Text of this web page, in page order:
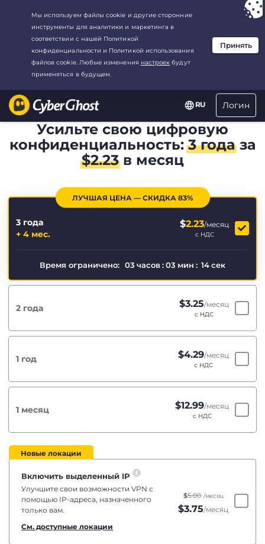
RU Логин
Ваш выбор:Лучшая сделкадля3.3333333333333-год at$
месяц
Усильте свою цифровую
конфиденциальность:3 годаза
$2.23в месяц
ЛУЧШАЯ ЦЕНА — СКИДКА 83%
3 года
+ 4 мес.
$2.23/месяц
с НДС
Время ограничено: 03 часов:03 мин : 14сек
2 года $3.25/месяц
с НДС
1 год $4.29/месяц
с НДС
1 месяц $12.99/месяц
с НДС
Новые локации
Включить выделенный IP
Улучшите свои возможности VPN с
помощью IP-адреса, назначенного
только вам.
См. доступные локации
$5.00 /месяц
$3.75/месяц